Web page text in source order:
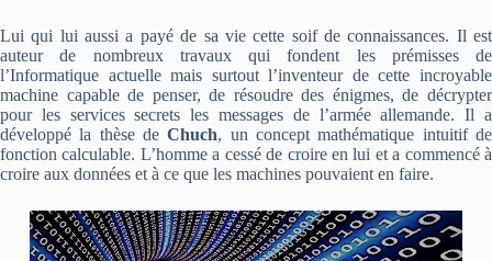
Lui qui lui aussi a payé de sa vie cette soif de connaissances. Il est
auteur de nombreux travaux qui fondent les prémisses de
l’Informatique actuelle mais surtout l’inventeur de cette incroyable
machine capable de penser, de résoudre des énigmes, de décrypter
pour les services secrets les messages de l’armée allemande. Il a
développé la thèse deChuch, un concept mathématique intuitif de
fonction calculable. L’homme a cessé de croire en lui et a commencé à
croire aux données et à ce que les machines pouvaient en faire.